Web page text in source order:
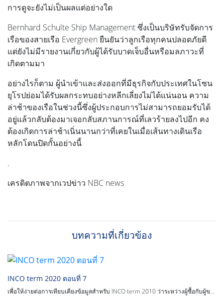
การดูจะยังไม่เป็นผลแต่อย่างใด
Bernhard Schulte Ship Management ซึ่งเป็นบริษัทรับจัดการ
เรือของสายเรือ Evergreen ยืนยันว่าลูกเรือทุกคนปลอดภัยดี
แต่ยังไม่มีรายงานเกี่ยวกับผู้ได้รับบาดเจ็บอื่นหรือมลภาวะที่
เกิดตามมา
อย่างไรก็ตาม ผู้นำเข้าและส่งออกที่มีธุรกิจกับประเทศในโซน
ยุโรปย่อมได้รับผลกระทบอย่างหลีกเลี่ยงไม่ได้แน่นอน ความ
ล่าช้าของเรือในช่วงนี้ซึ่งผู้ประกอบการไม่สามารถยอมรับได้
อยู่แล้วกลับต้องมาเจอกลับสภานการณ์ที่เลวร้ายลงไปอีก คง
ต้องเกิดการล่าช้าเนิ่นนานกว่าที่เคยในเมื่อเส้นทางเดินเรือ
หลักโดนปิดกั้นอย่างนี้
.
เครดิตภาพจากเวปข่าว NBC news
บทความที่เกี่ยวข้อง
INCO term 2020 ตอนที่ 7
เพื่อให้ง่ายต่อการเทียบเคียงข้อมูลสำหรับ INCO term 2010 ว่าระหว่างผู้ซื้อกับผู้ข...